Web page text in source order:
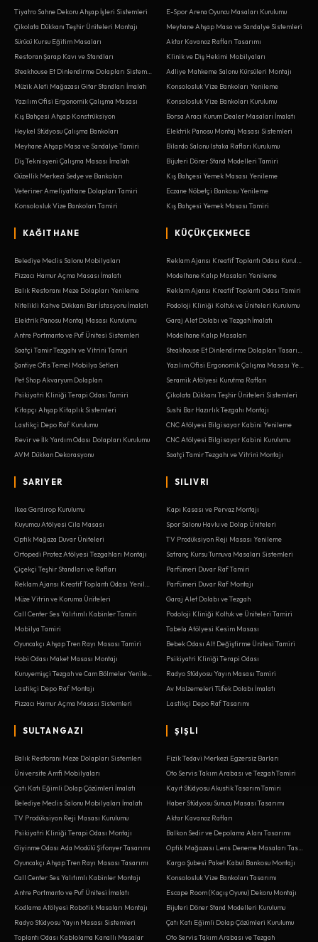
Tiyatro Sahne Dekoru Ahşap İşleri Sistemleri
Çikolata Dükkanı Teşhir Üniteleri Montajı
Sürücü Kursu Eğitim Masaları
Restoran Şarap Kavı ve Standları
Müzik Aleti Mağazası Gitar Standları İmalatı
Yazılım Ofisi Ergonomik Çalışma Masası
Kış Bahçesi Ahşap Konstrüksiyon
Heykel Stüdyosu Çalışma Bankoları
Meyhane Ahşap Masa ve Sandalye Tamiri
Diş Teknisyeni Çalışma Masası İmalatı
Güzellik Merkezi Sedye ve Bankoları
Veteriner Ameliyathane Dolapları Tamiri
Konsolosluk Vize Bankoları Tamiri
E-Spor Arena Oyuncu Masaları Kurulumu
Meyhane Ahşap Masa ve Sandalye Sistemleri
Aktar Kavanoz Rafları Tasarımı
Klinik ve Diş Hekimi Mobilyaları
Adliye Mahkeme Salonu Kürsüleri Montajı
Konsolosluk Vize Bankoları Yenileme
Konsolosluk Vize Bankoları Kurulumu
Borsa Aracı Kurum Dealer Masaları İmalatı
Elektrik Panosu Montaj Masası Sistemleri
Bilardo Salonu Istaka Rafları Kurulumu
Bijuteri Döner Stand Modelleri Tamiri
Kış Bahçesi Yemek Masası Yenileme
Eczane Nöbetçi Bankosu Yenileme
Kış Bahçesi Yemek Masası Tamiri
KAĞITHANE
Belediye Meclis Salonu Mobilyaları
Pizzacı Hamur Açma Masası İmalatı
Balık Restoranı Meze Dolapları Yenileme
Nitelikli Kahve Dükkanı Bar İstasyonu İmalatı
Elektrik Panosu Montaj Masası Kurulumu
Antre Portmanto ve Puf Ünitesi Sistemleri
Saatçi Tamir Tezgahı ve Vitrini Tamiri
Şantiye Ofis Temel Mobilya Setleri
Pet Shop Akvaryum Dolapları
Psikiyatri Kliniği Terapi Odası Tamiri
Kitapçı Ahşap Kitaplık Sistemleri
Lastikçi Depo Raf Kurulumu
Revir ve İlk Yardım Odası Dolapları Kurulumu
AVM Dükkan Dekorasyonu
KÜÇÜKÇEKMECE
Modelhane Kalıp Masaları Yenileme
Reklam Ajansı Kreatif Toplantı Odası Tamiri
Podoloji Kliniği Koltuk ve Üniteleri Kurulumu
Garaj Alet Dolabı ve Tezgah İmalatı
Modelhane Kalıp Masaları
Seramik Atölyesi Kurutma Rafları
Çikolata Dükkanı Teşhir Üniteleri Sistemleri
Sushi Bar Hazırlık Tezgahı Montajı
CNC Atölyesi Bilgisayar Kabini Yenileme
CNC Atölyesi Bilgisayar Kabini Kurulumu
Saatçi Tamir Tezgahı ve Vitrini Montajı
SARIYER
Ikea Gardırop Kurulumu
Kuyumcu Atölyesi Cila Masası
Optik Mağaza Duvar Üniteleri
Ortopedi Protez Atölyesi Tezgahları Montajı
Çiçekçi Teşhir Standları ve Rafları
Müze Vitrin ve Koruma Üniteleri
Call Center Ses Yalıtımlı Kabinler Tamiri
Mobilya Tamiri
Oyuncakçı Ahşap Tren Rayı Masası Tamiri
Hobi Odası Maket Masası Montajı
Lastikçi Depo Raf Montajı
Pizzacı Hamur Açma Masası Sistemleri
SILIVRI
Kapı Kasası ve Pervaz Montajı
Spor Salonu Havlu ve Dolap Üniteleri
TV Prodüksiyon Reji Masası Yenileme
Satranç Kursu Turnuva Masaları Sistemleri
Parfümeri Duvar Raf Tamiri
Parfümeri Duvar Raf Montajı
Garaj Alet Dolabı ve Tezgah
Podoloji Kliniği Koltuk ve Üniteleri Tamiri
Tabela Atölyesi Kesim Masası
Bebek Odası Alt Değiştirme Ünitesi Tamiri
Psikiyatri Kliniği Terapi Odası
Radyo Stüdyosu Yayın Masası Tamiri
Av Malzemeleri Tüfek Dolabı İmalatı
Lastikçi Depo Raf Tasarımı
SULTANGAZI
Balık Restoranı Meze Dolapları Sistemleri
Üniversite Amfi Mobilyaları
Çatı Katı Eğimli Dolap Çözümleri İmalatı
Belediye Meclis Salonu Mobilyaları İmalatı
TV Prodüksiyon Reji Masası Kurulumu
Psikiyatri Kliniği Terapi Odası Montajı
Giyinme Odası Ada Modülü Şifonyer Tasarımı
Oyuncakçı Ahşap Tren Rayı Masası Tasarımı
Call Center Ses Yalıtımlı Kabinler Montajı
Antre Portmanto ve Puf Ünitesi İmalatı
Kodlama Atölyesi Robotik Masaları Montajı
Radyo Stüdyosu Yayın Masası Sistemleri
Toplantı Odası Kablolama Kanallı Masalar
ŞIŞLI
Fizik Tedavi Merkezi Egzersiz Barları
Oto Servis Takım Arabası ve Tezgah Tamiri
Kayıt Stüdyosu Akustik Tasarım Tamiri
Haber Stüdyosu Sunucu Masası Tasarımı
Aktar Kavanoz Rafları
Balkon Sedir ve Depolama Alanı Tasarımı
Kargo Şubesi Paket Kabul Bankosu Montajı
Konsolosluk Vize Bankoları Tasarımı
Escape Room (Kaçış Oyunu) Dekoru Montajı
Bijuteri Döner Stand Modelleri Kurulumu
Çatı Katı Eğimli Dolap Çözümleri Kurulumu
Oto Servis Takım Arabası ve Tezgah